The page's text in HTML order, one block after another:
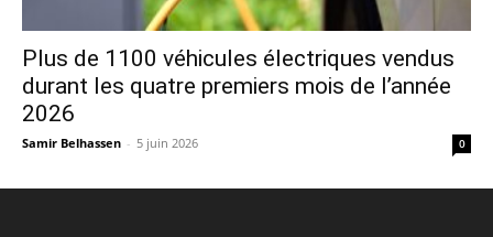
Plus de 1100 véhicules électriques vendus
durant les quatre premiers mois de l’année
2026
Samir Belhassen - 5 juin 2026 0